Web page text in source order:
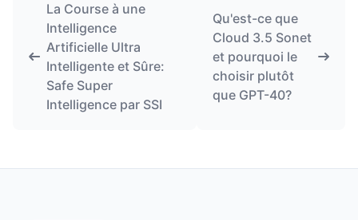
La Course à une
Intelligence
Artificielle Ultra
Intelligente et Sûre:
Safe Super
Intelligence par SSI
Qu'est-ce que
Cloud 3.5 Sonet
et pourquoi le
choisir plutôt
que GPT-40?